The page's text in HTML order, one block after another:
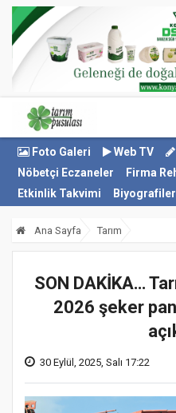
Foto Galeri Web TV
Nöbetçi Eczaneler
Firma
Etkinlik Takvimi
Biyografiler
Ana Sayfa Tarım
SON DAKİKA…
2026 şeker
30 Eylül, 2025, Salı 17:22